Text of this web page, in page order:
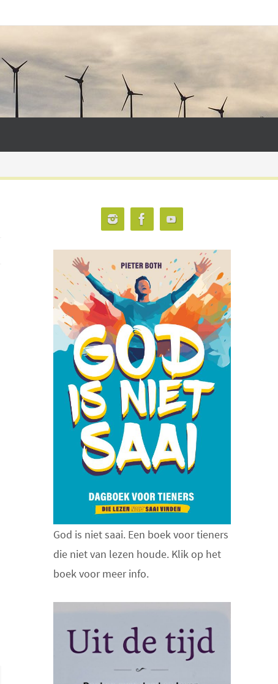
God is niet saai. Een boek voor tieners
die niet van lezen houde. Klik op het
boek voor meer info.